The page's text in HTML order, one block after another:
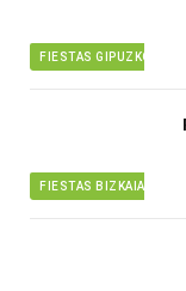
FIESTAS GIPUZKOA
FIESTAS BIZKAIA